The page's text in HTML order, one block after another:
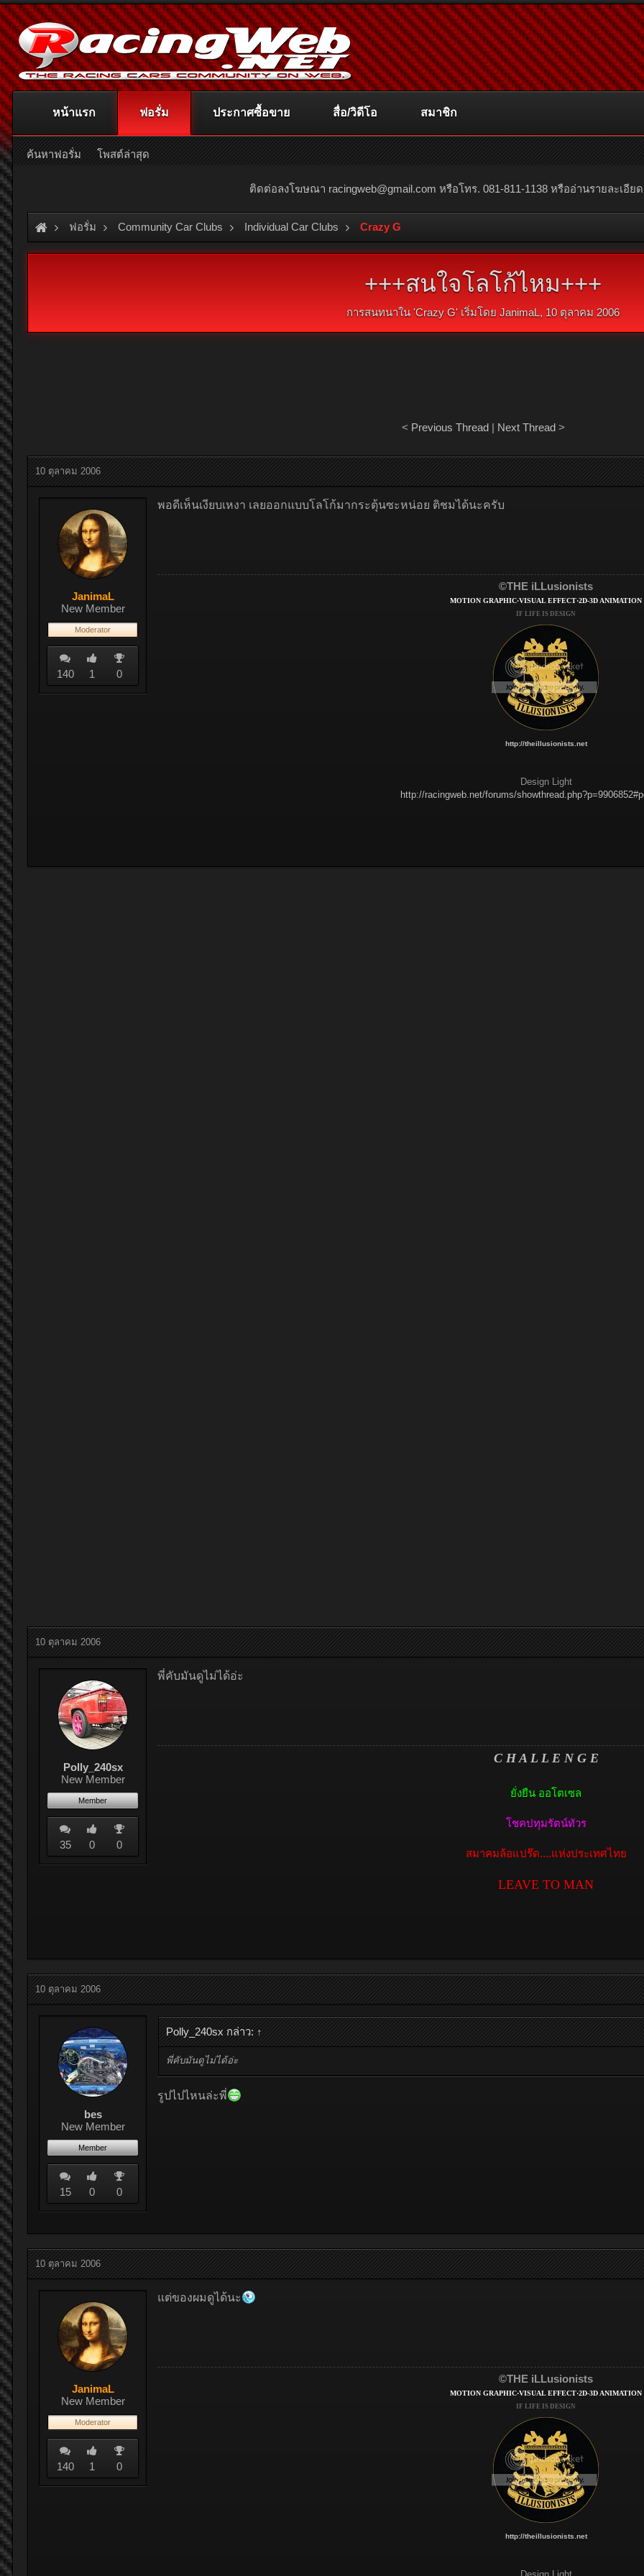
ติดต่อลงโฆษณา racingweb@gmail.com หรือโทร. 081-811-1138 หรืออ่านรายละเอีย
ฟอรั่ม Community Car Clubs Individual Car Clubs Crazy G
+++สนใจโลโก้ไหม+++
การสนทนาใน 'Crazy G' เริ่มโดย JanimaL, 10 ตุลาคม 2006
< Previous Thread| Next Thread>
10 ตุลาคม 2006
JanimaL
New Member
Moderator
140 1 0
พอดีเห็นเงียบเหงา เลยออกแบบโลโก้มากระตุ้นซะหน่อย ติชมได้นะครับ
©THE iLLusionists
MOTION GRAPHIC·VISUAL EFFECT·2D-3D ANIMATION
IF LIFE IS DESIGN
http://theillusionists.net
Design Light
http://racingweb.net/forums/
10 ตุลาคม 2006
Polly_240sx
New Member
Member
35 0 0
พี่คับมันดูไม่ได้อ่ะ
C H A L L E N G E
ยั่งยืน ออโตเซล​
โชคปทุมรัตน์ทัวร​
สมาคมล้อแปร๊ด....แห่งประเทศไทย​
LEAVE TO MAN
10 ตุลาคม 2006
bes
New Member
Member
15 0 0
Polly_240sx กล่าว: ↑
พี่คับมันดูไม่ได้อ่ะ
รูปไปไหนล่ะพี่
10 ตุลาคม 2006
JanimaL
New Member
Moderator
140 1 0
แต่ของผมดูได้นะ
©THE iLLusionists
MOTION GRAPHIC·VISUAL EFFECT·2D-3D ANIMATION
IF LIFE IS DESIGN
http://theillusionists.net
หน้าแรก ฟอรั่ม
ค้นหาฟอรั่ม โพสต์ล่าสุด
ประกาศซื้อขาย สื่อ/วิดีโอ สมาชิก